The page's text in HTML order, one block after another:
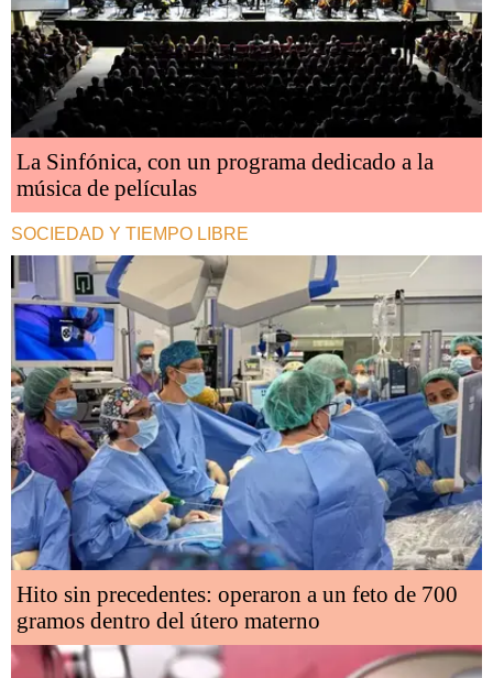
La Sinfónica, con un programa dedicado a la
música de películas
SOCIEDAD Y TIEMPO LIBRE
Hito sin precedentes: operaron a un feto de 700
gramos dentro del útero materno